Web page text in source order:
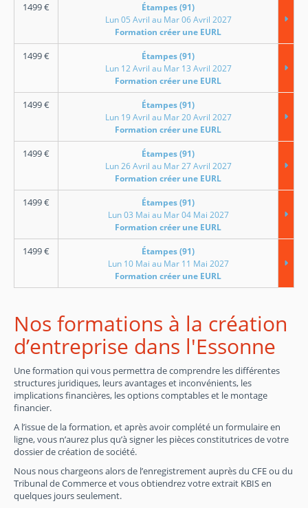
1499€
Étampes (91)
Lun 05 Avril au Mar 06 Avril 2027
Formation créer une EURL
1499€
Étampes (91)
Lun 12 Avril au Mar 13 Avril 2027
Formation créer une EURL
1499€
Étampes (91)
Lun 19 Avril au Mar 20 Avril 2027
Formation créer une EURL
1499€
Étampes (91)
Lun 26 Avril au Mar 27 Avril 2027
Formation créer une EURL
1499€
Étampes (91)
Lun 03 Mai au Mar 04 Mai 2027
Formation créer une EURL
1499€
Étampes (91)
Lun 10 Mai au Mar 11 Mai 2027
Formation créer une EURL
Nos formations à la création
d’entreprise dans l'Essonne
Une formation qui vous permettra de comprendre les différentes
structures juridiques, leurs avantages et inconvénients, les
implications financières, les options comptables et le montage
financier.
A l’issue de la formation, et après avoir complété un formulaire en
ligne, vous n’aurez plus qu’à signer les pièces constitutrices de votre
dossier de création de société.
Nous nous chargeons alors de l’enregistrement auprès du CFE ou du
Tribunal de Commerce et vous obtiendrez votre extrait KBIS en
quelques jours seulement.